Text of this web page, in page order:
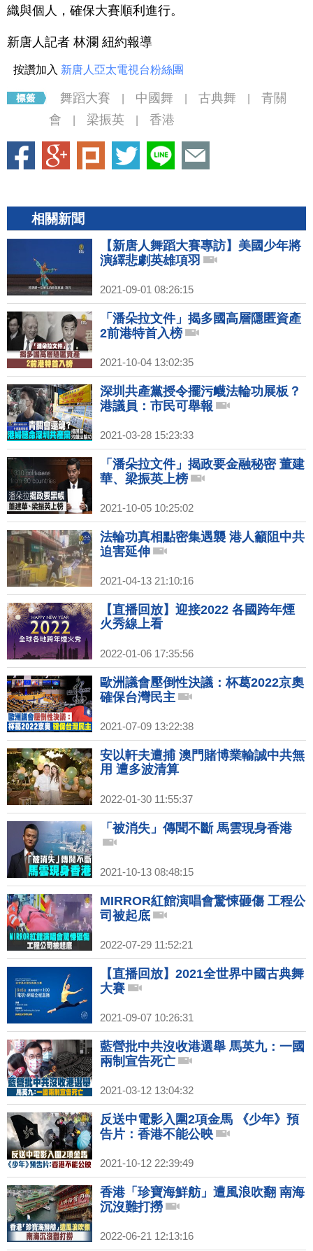
織與個人，確保大賽順利進行。
新唐人記者 林瀾 紐約報導
按讚加入 新唐人亞太電視台粉絲團
舞蹈大賽 中國舞 古典舞
青關
會
梁振英 香港
相關新聞
【新唐人舞蹈大賽專訪】美國少年將
演繹悲劇英雄項羽
2021-09-01 08:26:15
「潘朵拉文件」揭多國高層隱匿資產
2前港特首入榜
2021-10-04 13:02:35
深圳共產黨授令擺污衊法輪功展板？
港議員：市民可舉報
2021-03-28 15:23:33
「潘朵拉文件」揭政要金融秘密 董建
華、梁振英上榜
2021-10-05 10:25:02
法輪功真相點密集遇襲 港人籲阻中共
迫害延伸
2021-04-13 21:10:16
【直播回放】迎接2022 各國跨年煙
火秀線上看
2022-01-06 17:35:56
歐洲議會壓倒性決議：杯葛2022京奧
確保台灣民主
2021-07-09 13:22:38
安以軒夫遭捕 澳門賭博業輸誠中共無
用 遭多波清算
2022-01-30 11:55:37
「被消失」傳聞不斷 馬雲現身香港
2021-10-13 08:48:15
MIRROR紅館演唱會驚悚砸傷 工程公
司被起底
2022-07-29 11:52:21
【直播回放】2021全世界中國古典舞
大賽
2021-09-07 10:26:31
藍營批中共沒收港選舉 馬英九：一國
兩制宣告死亡
2021-03-12 13:04:32
反送中電影入圍2項金馬 《少年》預
告片：香港不能公映
2021-10-12 22:39:49
香港「珍寶海鮮舫」遭風浪吹翻 南海
沉沒難打撈
2022-06-21 12:13:16